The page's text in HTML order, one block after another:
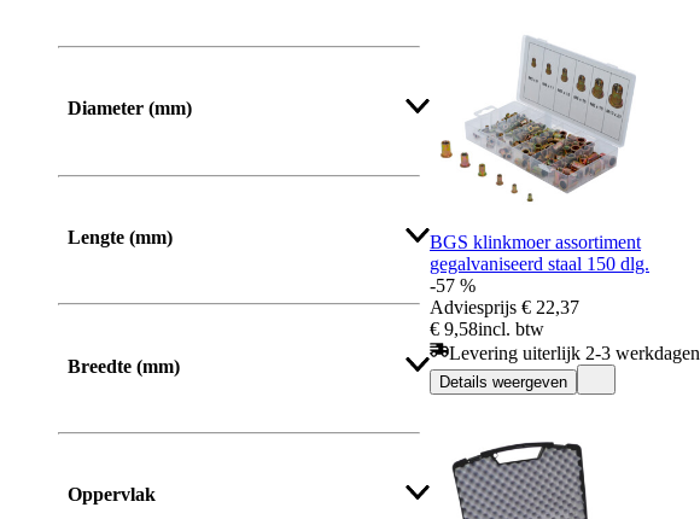
Diameter (mm)
Lengte (mm)
Van Tot
Breedte (mm)
Van Tot
Oppervlak
BGS klinkmoer assortiment
gegalvaniseerd staal 150 dlg.
-57 %
Adviesprijs € 22,37
€ 9,58incl. btw
Levering uiterlijk 2-3 werkdagen
Details weergeven